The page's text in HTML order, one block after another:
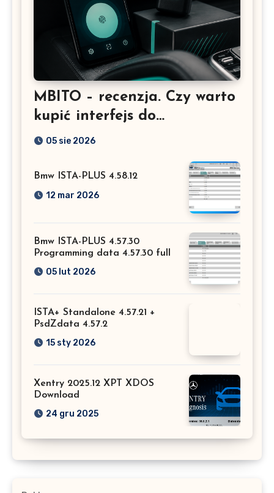
MBITO – recenzja. Czy warto
kupić interfejs do
Mercedesa? Test, opinia i
05 sie 2026
Bmw ISTA-PLUS 4.58.12
12 mar 2026
Bmw ISTA-PLUS 4.57.30
Programming data 4.57.30 full
05 lut 2026
ISTA+ Standalone 4.57.21 +
PsdZdata 4.57.2
15 sty 2026
Xentry 2025.12 XPT XDOS
Download
24 gru 2025